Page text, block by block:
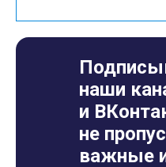
наши
и
не
важные